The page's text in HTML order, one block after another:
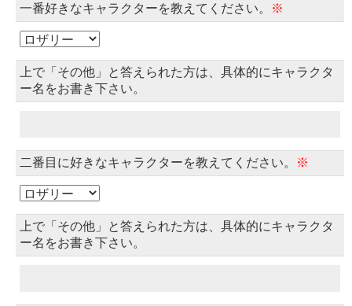
一番好きなキャラクターを教えてください。 ※
上で「その他」と答えられた方は、具体的にキャラクタ
ー名をお書き下さい。
二番目に好きなキャラクターを教えてください。 ※
上で「その他」と答えられた方は、具体的にキャラクタ
ー名をお書き下さい。